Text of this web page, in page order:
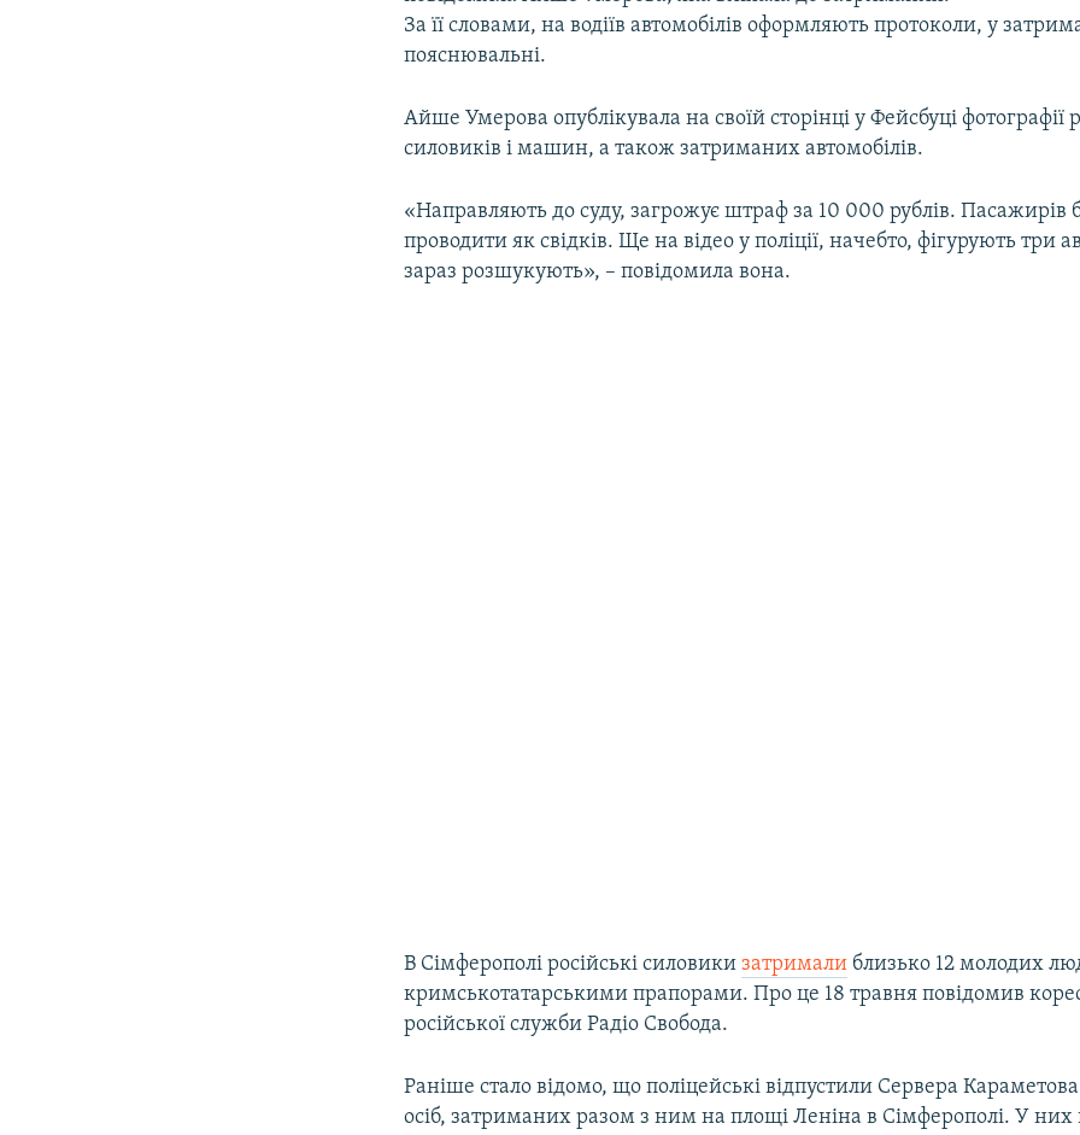
За її словами, на водіїв автомобілів оформляють протоколи, у
пояснювальні.
Айше Умерова опублікувала на своїй сторінці у Фейсбуці фотографії
силовиків і машин, а також затриманих автомобілів.
«Направляють до суду, загрожує штраф за 10 000 рублів. Пасажирів
проводити як свідків. Ще на відео у поліції, начебто, фігурують три
зараз розшукують», – повідомила вона.
В Сімферополі російські силовикизатримали близько 12 молодих
кримськотатарськими прапорами. Про це 18 травня повідомив
російської служби Радіо Свобода.
Раніше стало відомо, що поліцейські відпустили Сервера
осіб, затриманих разом з ним на площі Леніна в Сімферополі. У них